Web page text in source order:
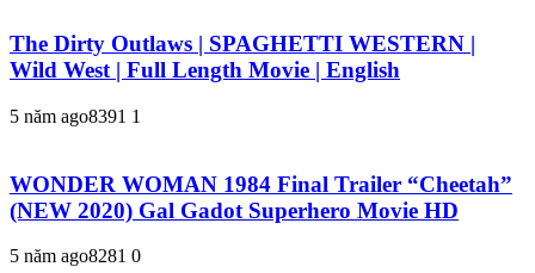
The Dirty Outlaws | SPAGHETTI WESTERN |
Wild West | Full Length Movie | English
5 năm ago8391 1
WONDER WOMAN 1984 Final Trailer “Cheetah”
(NEW 2020) Gal Gadot Superhero Movie HD
5 năm ago8281 0